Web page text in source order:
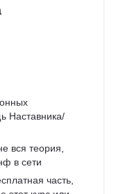
Наставника/
вся теория,
в сети
часть,